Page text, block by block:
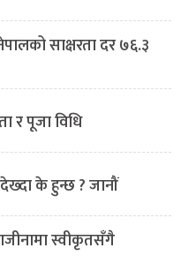
साक्षरता दर ७६.३
र पूजा विधि
देख्दा के हुन्छ ? जानौं
स्वीकृतसँगै